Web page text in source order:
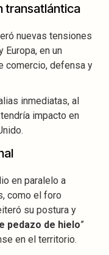
transatlántica
nuevas tensiones
Europa, en un
comercio, defensa y
inmediatas, al
impacto en
en paralelo a
como el foro
su postura y
pedazo de hielo”
en el territorio.